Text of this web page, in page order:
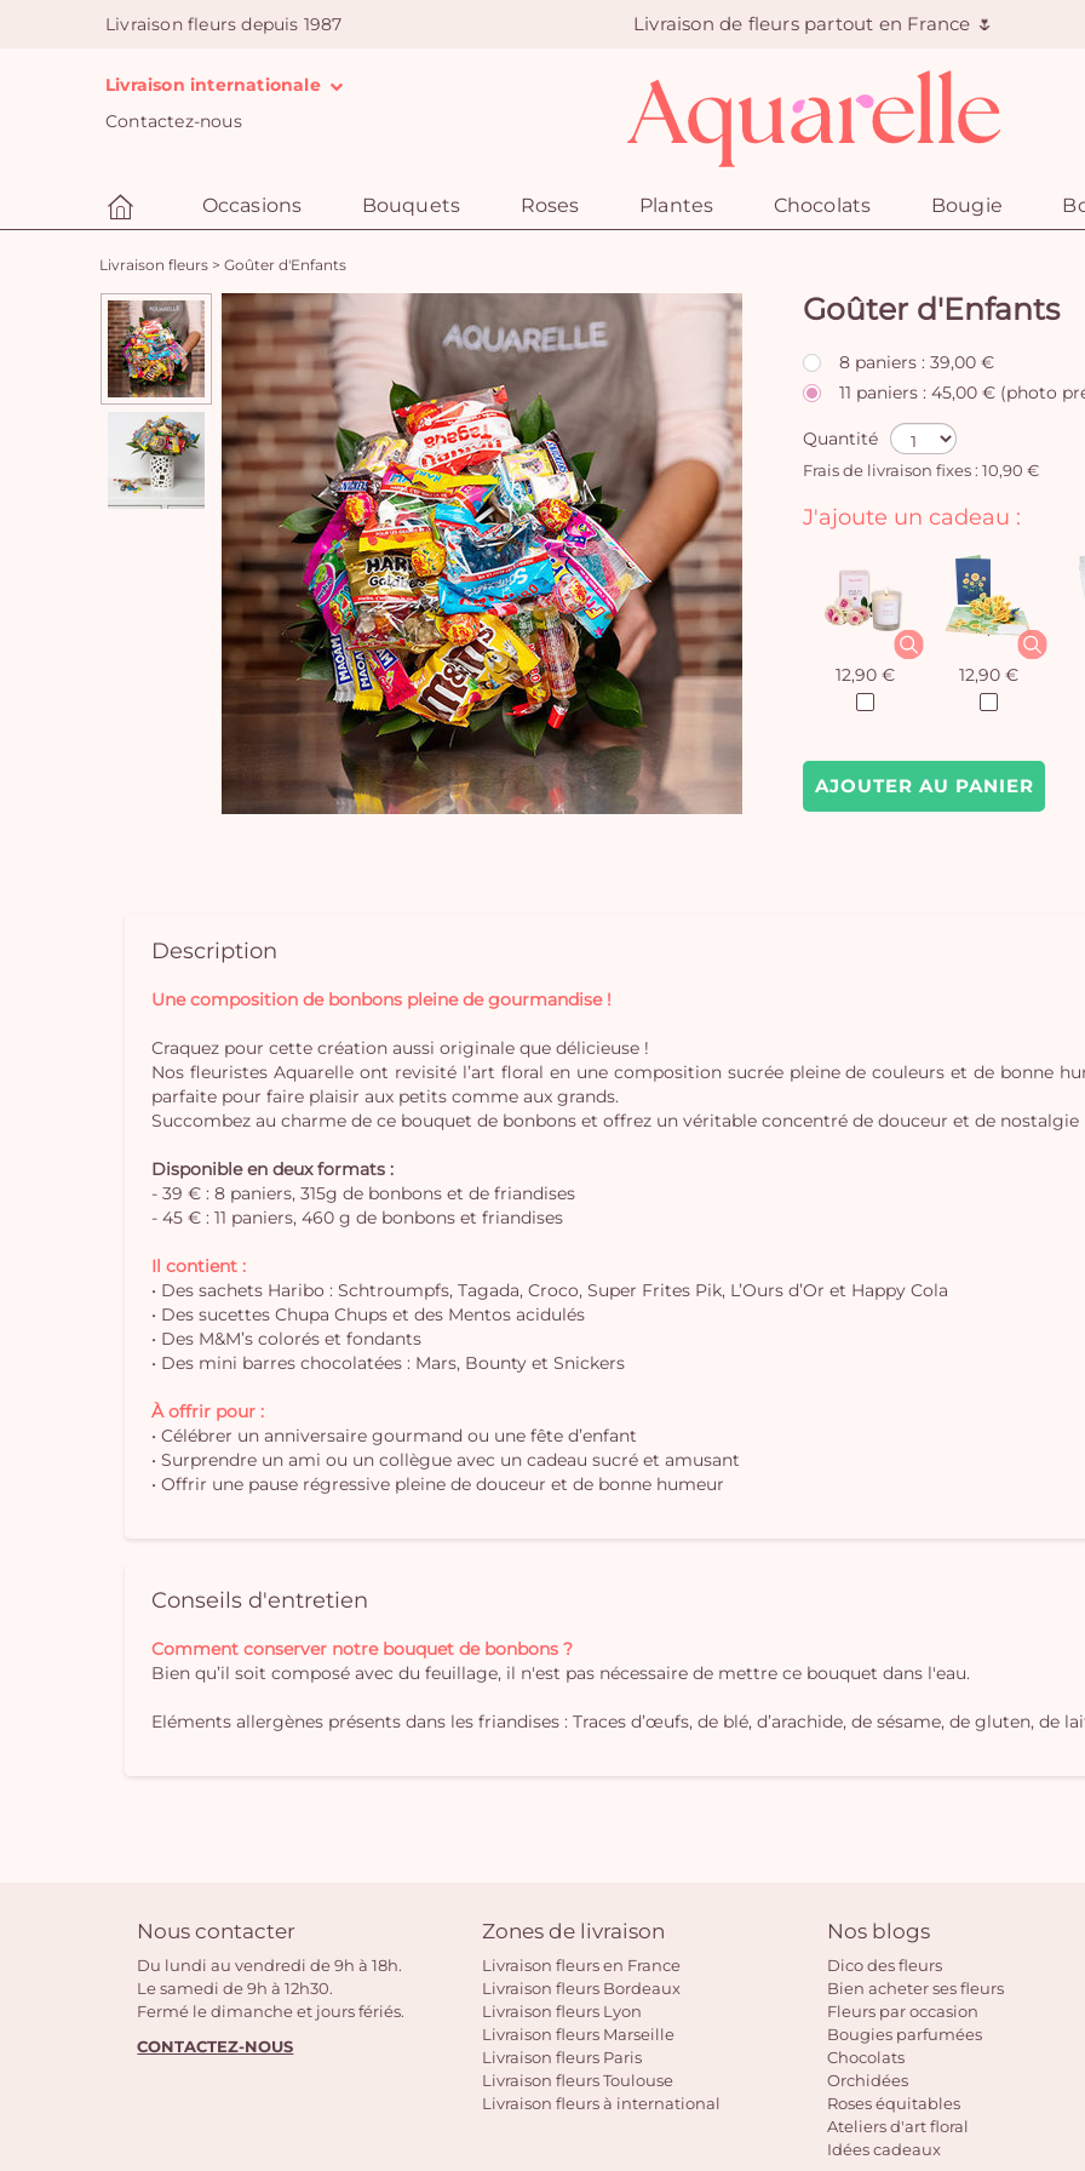
Livraison fleurs depuis 1987 Livraison de fleurs partout en France 🌷
Livraison internationale
Contactez-nous
Occasions Bouquets Roses Plantes Chocolats Bougie
Livraison fleurs > Goûter d'Enfants
Goûter d'Enfants
8 paniers : 39,00 €
11 paniers : 45,00 € (photo
Quantité
Frais de livraison fixes : 10,90 €
AJOUTER AU PANIER
J'ajoute un cadeau :
12,90 € 12,90 €
Description
Une composition de bonbons pleine de gourmandise !
Craquez pour cette création aussi originale que délicieuse !
Nos fleuristes Aquarelle ont revisité l’art floral en une composition sucrée pleine de couleurs et de bonne
parfaite pour faire plaisir aux petits comme aux grands.
Succombez au charme de ce bouquet de bonbons et offrez un véritable concentré de douceur et de nostalgie
Disponible en deux formats :
- 39 € : 8 paniers, 315g de bonbons et de friandises
- 45 € : 11 paniers, 460 g de bonbons et friandises
Il contient :
• Des sachets Haribo : Schtroumpfs, Tagada, Croco, Super Frites Pik, L’Ours d’Or et Happy Cola
• Des sucettes Chupa Chups et des Mentos acidulés
• Des M&M’s colorés et fondants
• Des mini barres chocolatées : Mars, Bounty et Snickers
À offrir pour :
• Célébrer un anniversaire gourmand ou une fête d’enfant
• Surprendre un ami ou un collègue avec un cadeau sucré et amusant
• Offrir une pause régressive pleine de douceur et de bonne humeur
Conseils d'entretien
Comment conserver notre bouquet de bonbons ?
Bien qu’il soit composé avec du feuillage, il n'est pas nécessaire de mettre ce bouquet dans l'eau.
Eléments allergènes présents dans les friandises : Traces d’œufs, de blé, d’arachide, de sésame, de gluten, de
Nous contacter
Du lundi au vendredi de 9h à 18h.
Le samedi de 9h à 12h30.
Fermé le dimanche et jours fériés.
CONTACTEZ-NOUS
Zones de livraison
Livraison fleurs en France
Livraison fleurs Bordeaux
Livraison fleurs Lyon
Livraison fleurs Marseille
Livraison fleurs Paris
Livraison fleurs Toulouse
Livraison fleurs à international
Nos blogs
Dico des fleurs
Bien acheter ses fleurs
Fleurs par occasion
Bougies parfumées
Chocolats
Orchidées
Roses équitables
Ateliers d'art floral
Idées cadeaux